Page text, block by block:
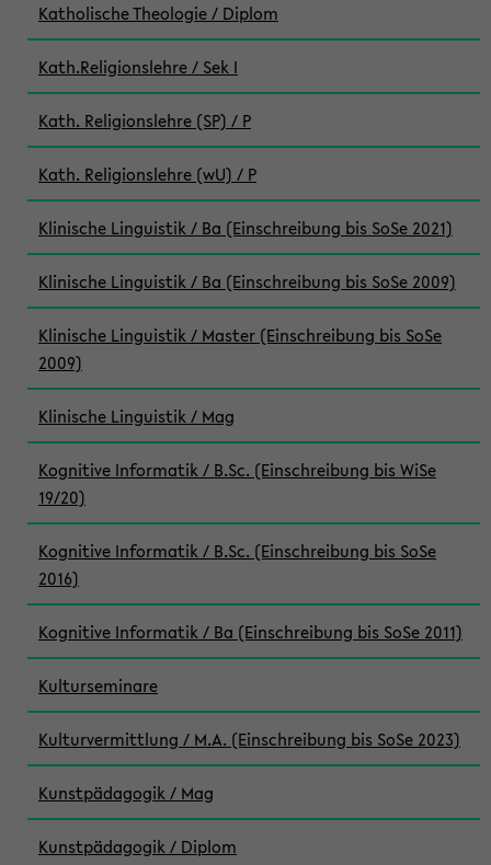
Katholische Theologie / Diplom
Kath.Religionslehre / Sek I
Kath. Religionslehre (SP) / P
Kath. Religionslehre (wU) / P
Klinische Linguistik / Ba (Einschreibung bis SoSe 2021)
Klinische Linguistik / Ba (Einschreibung bis SoSe 2009)
Klinische Linguistik / Master (Einschreibung bis SoSe
2009)
Klinische Linguistik / Mag
Kognitive Informatik / B.Sc. (Einschreibung bis WiSe
19/20)
Kognitive Informatik / B.Sc. (Einschreibung bis SoSe
2016)
Kognitive Informatik / Ba (Einschreibung bis SoSe 2011)
Kulturseminare
Kulturvermittlung / M.A. (Einschreibung bis SoSe 2023)
Kunstpädagogik / Mag
Kunstpädagogik / Diplom